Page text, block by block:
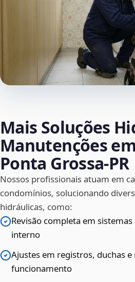
Mais Soluções
Manutenções
Ponta Grossa‑PR
Nossos profissionais atuam em
condomínios, solucionando
hidráulicas, como:
Revisão completa em
interno
Ajustes em registros, duchas
funcionamento